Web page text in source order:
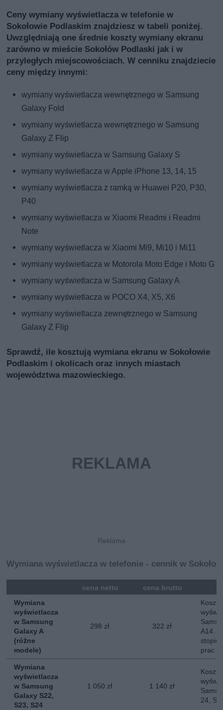
Ceny wymiany wyświetlacza w telefonie w
Sokołowie Podlaskim znajdziesz w tabeli poniżej.
Uwzględniają one średnie koszty wymiany ekranu
zarówno w mieście Sokołów Podlaski jak i w
przyległych miejscowościach. W cenniku znajdziecie
ceny między innymi:
wymiany wyświetlacza wewnętrznego w Samsung
Galaxy Fold
wymiany wyświetlacza wewnętrznego w Samsung
Galaxy Z Flip
wymiany wyświetlacza w Samsung Galaxy S
wymiany wyświetlacza w Apple iPhone 13, 14, 15
wymiany wyświetlacza z ramką w Huawei P20, P30,
P40
wymiany wyświetlacza w Xiaomi Readmi i Readmi
Note
wymiany wyświetlacza w Xiaomi Mi9, Mi10 i Mi11
wymiany wyświetlacza w Motorola Moto Edge i Moto G
wymiany wyświetlacza w Samsung Galaxy A
wymiany wyświetlacza w POCO X4, X5, X6
wymiany wyświetlacza zewnętrznego w Samsung
Galaxy Z Flip
Sprawdź, ile kosztują wymiana ekranu w Sokołowie
Podlaskim i okolicach oraz innych miastach
województwa mazowieckiego.
Wymiana wyświetlacza w telefonie - cennik w
cena netto cena brutto
Wymiana
wyświetlacza
w Samsung
Galaxy A
(różne
modele)
298 zł 322 zł
Koszt
A14.
prac
Wymiana
wyświetlacza
w Samsung
Galaxy S22,
S23, S24
1 050 zł 1 140 zł
Koszt
24,